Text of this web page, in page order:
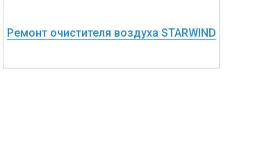
Ремонт очистителя воздуха STARWIND